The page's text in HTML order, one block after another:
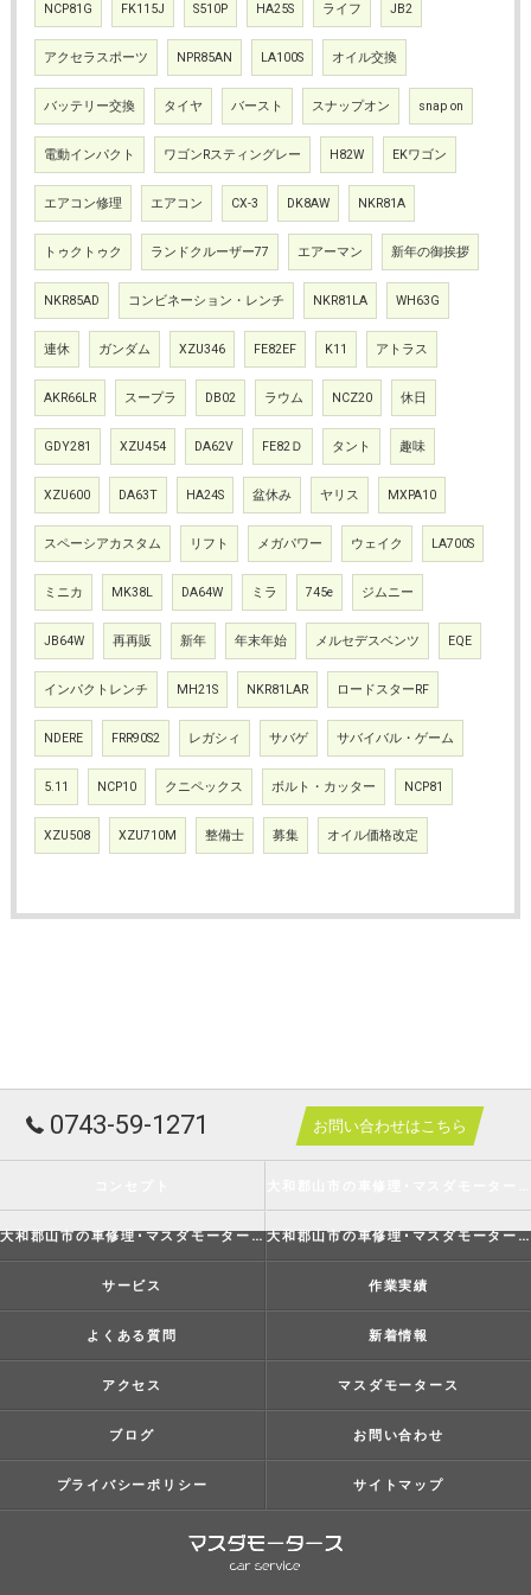
NCP81G FK115J S510P HA25S ライフ JB2
アクセラスポーツ NPR85AN LA100S オイル交換
バッテリー交換 タイヤ バースト スナップオン snap on
電動インパクト ワゴンRスティングレー H82W EKワゴン
エアコン修理 エアコン CX-3 DK8AW NKR81A
トゥクトゥク ランドクルーザー77 エアーマン 新年の御挨拶
NKR85AD コンビネーション・レンチ NKR81LA WH63G
連休 ガンダム XZU346 FE82EF K11 アトラス
AKR66LR スープラ DB02 ラウム NCZ20 休日
GDY281 XZU454 DA62V FE82Ｄ タント 趣味
XZU600 DA63T HA24S 盆休み ヤリス MXPA10
スペーシアカスタム リフト メガパワー ウェイク LA700S
ミニカ MK38L DA64W ミラ 745e ジムニー
JB64W 再再販 新年 年末年始 メルセデスベンツ EQE
インパクトレンチ MH21S NKR81LAR ロードスターRF
NDERE FRR90S2 レガシィ サバゲ サバイバル・ゲーム
5.11 NCP10 クニペックス ボルト・カッター NCP81
XZU508 XZU710M 整備士 募集 オイル価格改定
0743-59-1271 お問い合わせはこちら
大和郡山市の車修理･マスダモータースの評判 大和郡山市の車修理･マスダモータースのお客様の声
サービス 作業実績
よくある質問 新着情報
アクセス マスダモータース
ブログ お問い合わせ
プライバシーポリシー サイトマップ